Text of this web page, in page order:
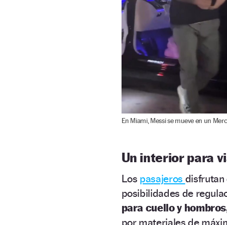
En Miami, Messi se mueve en un
Un interior para
Los pasajeros
posibilidades de
para cuello y
por materiales de